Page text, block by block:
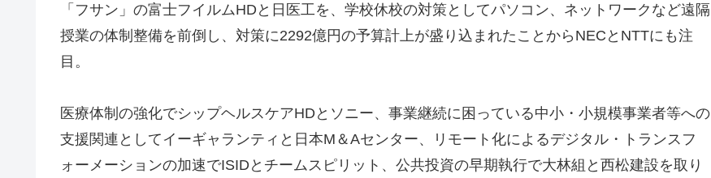
「フサン」の富士フイルムHDと日医工を、学校休校の対策としてパソコン、ネットワークなど遠隔
授業の体制整備を前倒し、対策に2292億円の予算計上が盛り込まれたことからNECとNTTにも注
目。
医療体制の強化でシップヘルスケアHDとソニー、事業継続に困っている中小・小規模事業者等への
支援関連としてイーギャランティと日本M＆Aセンター、リモート化によるデジタル・トランスフ
ォーメーションの加速でISIDとチームスピリット、公共投資の早期執行で大林組と西松建設を取り